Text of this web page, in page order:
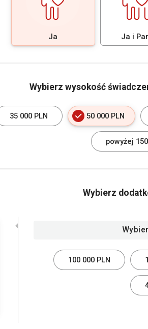
Ja Ja i
Wybierz wysokość
35 000 PLN 50 000 PLN
powyżej
Wybierz
100 000 PLN